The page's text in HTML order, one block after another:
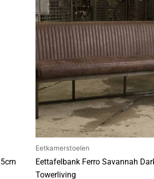
Eetkamerstoelen
Eettafelbank Ferro Savannah
Towerliving